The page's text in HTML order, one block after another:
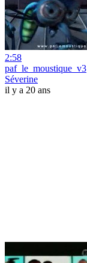
2:58
paf_le_moustique_v3
Séverine
il y a 20 ans